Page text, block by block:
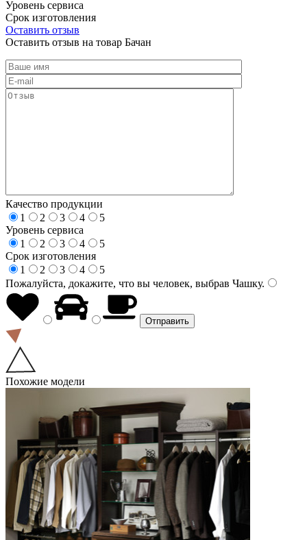
Уровень сервиса
Срок изготовления
Оставить отзыв
Оставить отзыв на товар Бачан
Качество продукции
1
2 3 4
5
Уровень сервиса
1
2 3 4
5
Срок изготовления
1
2 3 4
5
Пожалуйста, докажите, что вы человек, выбрав Чашку.
Похожие модели